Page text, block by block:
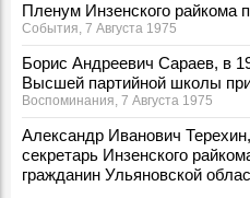
Пленум Инзенского райкома
События, 7 Августа 1975
Борис Андреевич Сараев, в
Высшей партийной школы
Воспоминания, 7 Августа 1975
Александр Иванович
секретарь Инзенского
гражданин Ульяновской